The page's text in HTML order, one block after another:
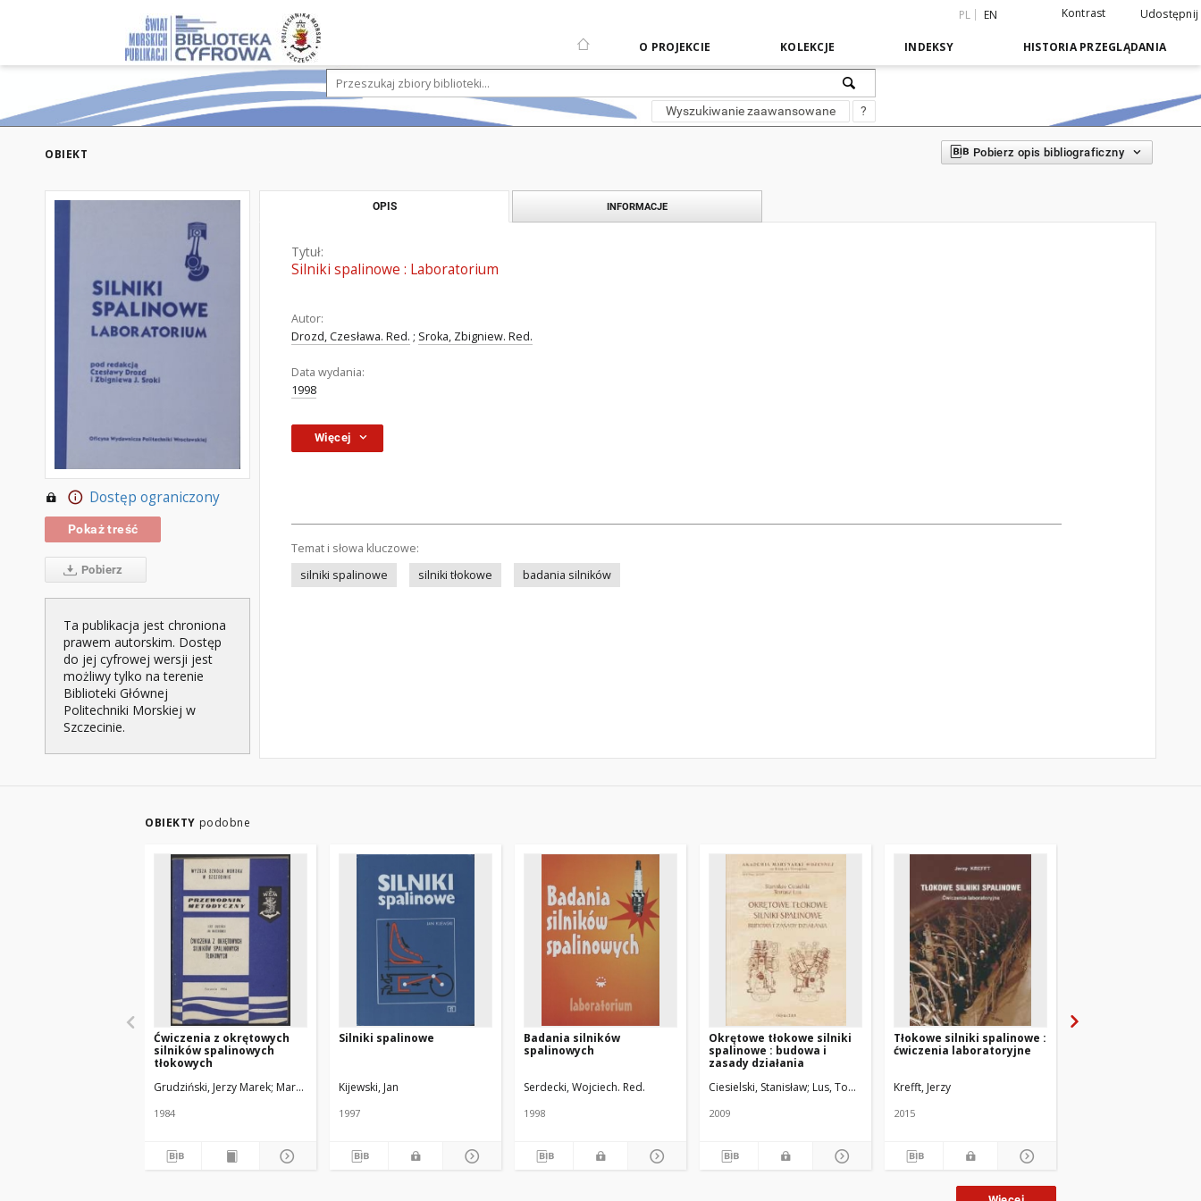
PL EN Kontrast Udostępnij
O PROJEKCIE KOLEKCJE INDEKSY HISTORIA PRZEGLĄDANIA
Wyszukiwanie zaawansowane ?
OBIEKT Pobierz opis bibliograficzny
Dostęp ograniczony
Pokaż treść
Pobierz
Ta publikacja jest chroniona
prawem autorskim. Dostęp
do jej cyfrowej wersji jest
możliwy tylko na terenie
Biblioteki Głównej
Politechniki Morskiej w
Szczecinie.
OPIS INFORMACJE
Tytuł:
Silniki spalinowe : Laboratorium
Autor:
Drozd, Czesława. Red. ; Sroka, Zbigniew. Red.
Data wydania:
1998
Więcej
Temat i słowa kluczowe:
silniki spalinowe
silniki tłokowe badania silników
OBIEKTY podobne
Ćwiczenia z okrętowych
silników spalinowych
tłokowych
Grudziński, Jerzy Marek Marcinkowski, Jan
1984
Silniki spalinowe
Kijewski, Jan
1997
Badania silników
spalinowych
Serdecki, Wojciech. Red.
1998
Okrętowe tłokowe silniki
spalinowe : budowa i
zasady działania
Ciesielski, Stanisław Lus, Tomasz
2009
Tłokowe silniki spalinowe :
ćwiczenia laboratoryjne
Krefft, Jerzy
2015